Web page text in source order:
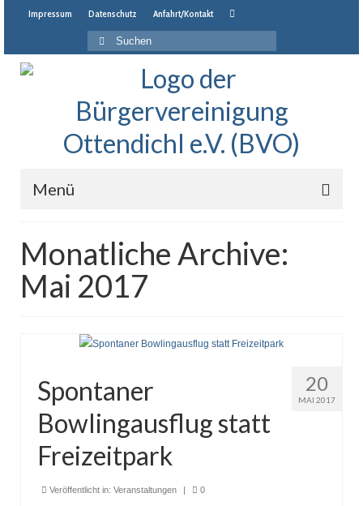
Impressum Datenschutz Anfahrt/Kontakt
Suche
Menü
Neuigkeiten
Veranstaltungen
Jahresprogramm
Brotbacken
Kulturfahrten
Bilder und Berichte
Monatliche Archive:
Mai 2017
20
MAI 2017
Spontaner
Bowlingausflug statt
Freizeitpark
Veröffentlicht in: Veranstaltungen 0